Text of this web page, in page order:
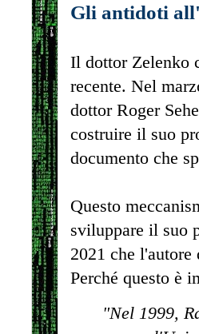
Gli antidoti
Il dottor Zelenko
recente. Nel
dottor Roger
costruire il suo
documento che
Questo
sviluppare il suo
2021 che
Perché questo è
"Nel 1999,